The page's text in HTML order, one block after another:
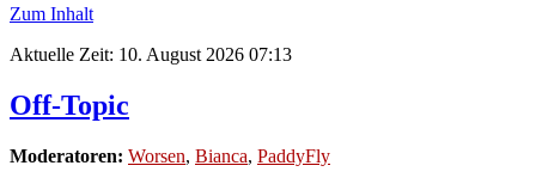
Zum Inhalt
Aktuelle Zeit: 10. August 2026 07:13
Off-Topic
Moderatoren: Worsen, Bianca, PaddyFly